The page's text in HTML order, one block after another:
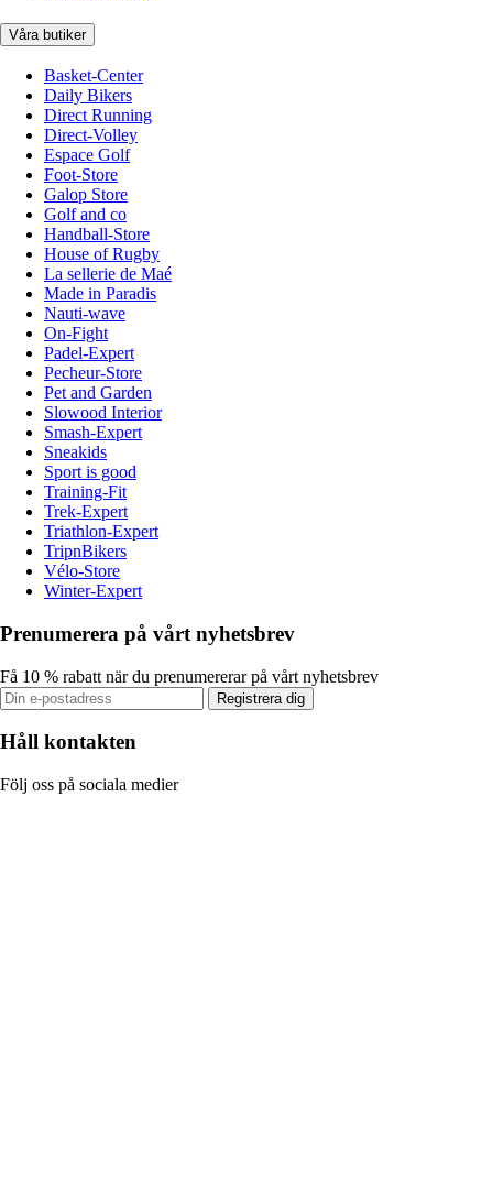
Våra butiker
Basket-Center
Daily Bikers
Direct Running
Direct-Volley
Espace Golf
Foot-Store
Galop Store
Golf and co
Handball-Store
House of Rugby
La sellerie de Maé
Made in Paradis
Nauti-wave
On-Fight
Padel-Expert
Pecheur-Store
Pet and Garden
Slowood Interior
Smash-Expert
Sneakids
Sport is good
Training-Fit
Trek-Expert
Triathlon-Expert
TripnBikers
Vélo-Store
Winter-Expert
Prenumerera på vårt nyhetsbrev
Få 10 % rabatt när du prenumererar på vårt nyhetsbrev
Registrera dig
Håll kontakten
Följ oss på sociala medier